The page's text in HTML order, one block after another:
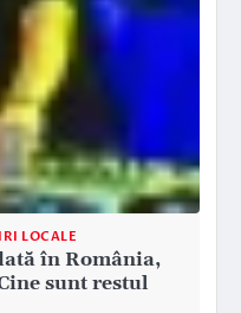
LOCALE
în România,
sunt restul